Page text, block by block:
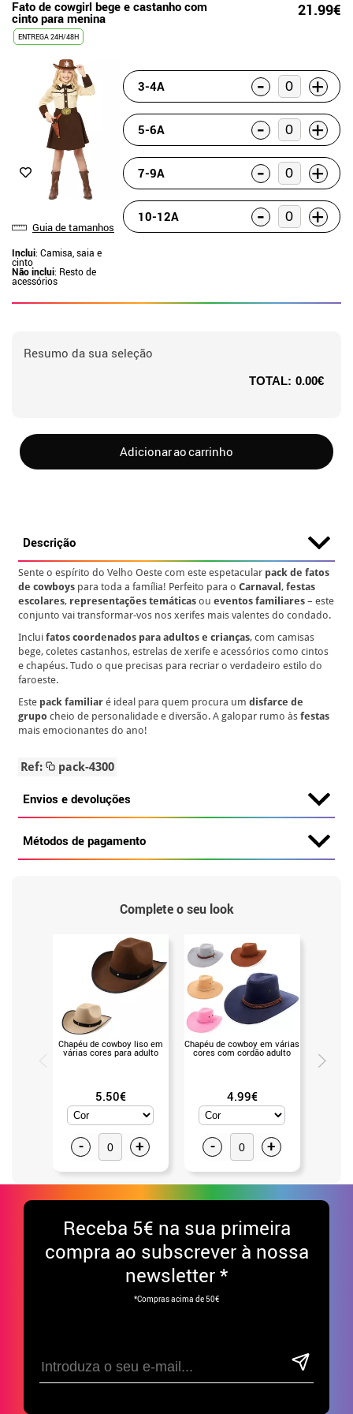
Fato de cowgirl bege e castanho com
cinto para menina 21.99€
ENTREGA 24H/48H
Guia de tamanhos
Inclui: Camisa, saia e
cinto
Não inclui: Resto de
acessórios
3-4A - +
5-6A - +
7-9A - +
10-12A - +
Resumo da sua seleção
TOTAL: 0.00€
Adicionar ao carrinho
Descrição
Sente o espírito do Velho Oeste com este espetacular pack de fatos
de cowboys para toda a família! Perfeito para oCarnaval,festas
escolares, representações temáticas oueventos familiares – este
conjunto vai transformar-vos nos xerifes mais valentes do condado.
Incluifatos coordenados para adultos e crianças, com camisas
bege, coletes castanhos, estrelas de xerife e acessórios como cintos
e chapéus. Tudo o que precisas para recriar o verdadeiro estilo do
faroeste.
Este pack familiar é ideal para quem procura umdisfarce de
grupo cheio de personalidade e diversão. A galopar rumo àsfestas
mais emocionantes do ano!
Ref: pack-4300
Envios e devoluções
Métodos de pagamento
Complete o seu look
Chapéu de cowboy liso em
várias cores para adulto
5.50€
- +
Chapéu de cowboy em várias
cores com cordão adulto
4.99€
- +
adulto
Receba 5€ na sua primeira
compra ao subscrever à nossa
newsletter *
*Compras acima de 50€